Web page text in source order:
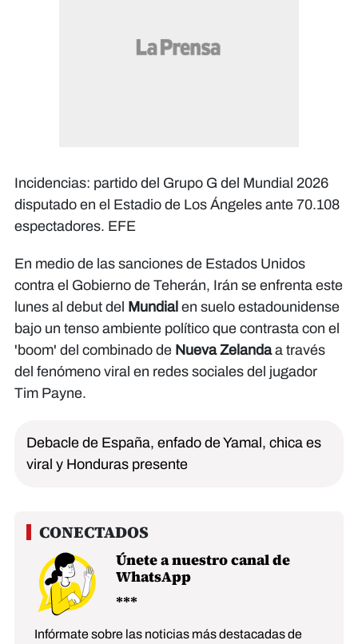
Incidencias: partido del Grupo G del Mundial 2026
disputado en el Estadio de Los Ángeles ante 70.108
espectadores. EFE
En medio de las sanciones de Estados Unidos
contra el Gobierno de Teherán, Irán se enfrenta este
lunes al debut del Mundial en suelo estadounidense
bajo un tenso ambiente político que contrasta con el
'boom' del combinado de Nueva Zelandaa través
del fenómeno viral en redes sociales del jugador
Tim Payne.
Debacle de España, enfado de Yamal, chica es
viral y Honduras presente
Únete a nuestro canal de
WhatsApp
Infórmate sobre las noticias más destacadas de